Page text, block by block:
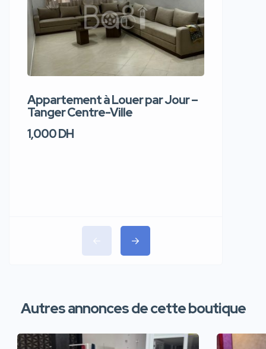
Appartement à Louer par Jour –
Tanger Centre-Ville
1,000 DH
Autres annonces de cette boutique